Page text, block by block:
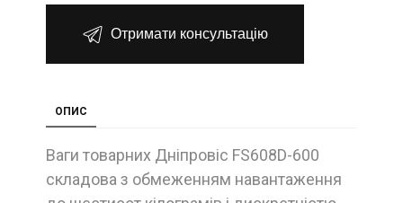
Отримати консультацію
ОПИС
Ваги товарних Дніпровіс FS608D-600
складова з обмеженням навантаження